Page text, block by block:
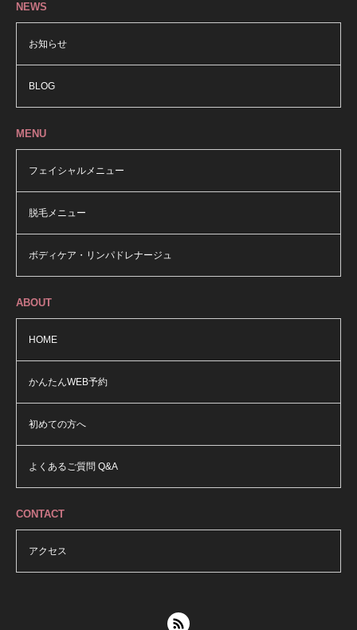
NEWS
お知らせ
BLOG
MENU
フェイシャルメニュー
脱毛メニュー
ボディケア・リンパドレナージュ
ABOUT
HOME
かんたんWEB予約
初めての方へ
よくあるご質問 Q&A
CONTACT
アクセス